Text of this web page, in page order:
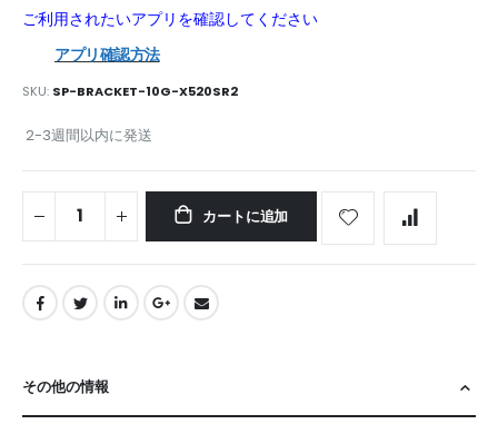
ご利用されたいアプリを確認してください
アプリ確認方法
SKU SP-BRACKET-10G-X520SR2
2-3週間以内に発送
カートに追加
その他の情報